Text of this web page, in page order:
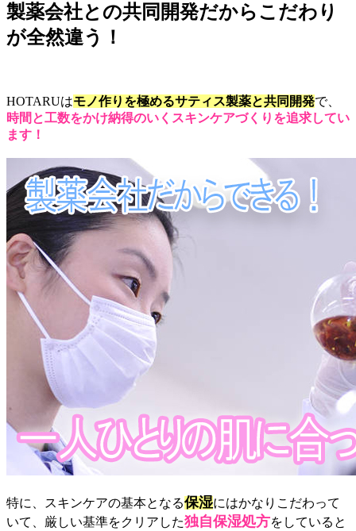
製薬会社との共同開発だからこだわり
が全然違う！
HOTARUはモノ作りを極めるサティス製薬と共同開発で、
時間と工数をかけ納得のいくスキンケアづくりを追求してい
ます！
特に、スキンケアの基本となる保湿にはかなりこだわって
いて、厳しい基準をクリアした独自保湿処方をしていると